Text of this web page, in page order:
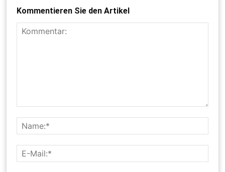
Kommentieren Sie den Artikel